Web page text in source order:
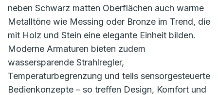
neben Schwarz matten Oberflächen auch warme
Metalltöne wie Messing oder Bronze im Trend, die
mit Holz und Stein eine elegante Einheit bilden.
Moderne Armaturen bieten zudem
wassersparende Strahlregler,
Temperaturbegrenzung und teils sensorgesteuerte
Bedienkonzepte – so treffen Design, Komfort und